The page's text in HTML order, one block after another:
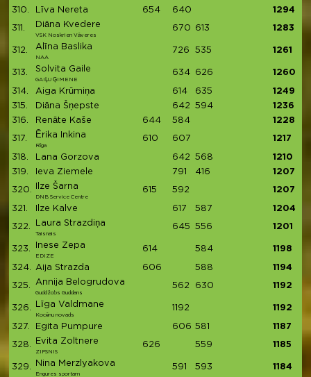
310.
Līva Nereta 654 640 1294
311. Diāna Kvedere
VSK Noskrien Vāveres
670 613 1283
312. Alīna Baslika
NAA
726 535 1261
313. Solvita Gaile
GAIĻU ĢIMENE
634 626 1260
314. Aiga Krūmiņa 614 635
1249
315.
Diāna Šņepste 642 594
1236
316.
Renāte Kaše 644 584 1228
317. Ērika Inkina
Rīga
610 607 1217
318. Lana Gorzova 642 568
1210
319.
Ieva Ziemele 791 416 1207
320. Ilze Šarna
DNB Service Centre
615 592 1207
321. Ilze Kalve 617 587 1204
322. Laura Strazdiņa
Taisnais
645 556 1201
323. Inese Zepa
EDIZE
614 584 1198
324. Aija Strazda 606 588 1194
325. Annija Belogrudova
Guddžobs Guddans
562 630 1192
326. Līga Valdmane
Kocēnu novads
1192 1192
327. Egita Pumpure 606 581 1187
328. Evita Zoltnere
ZIPSNIS
626 559 1185
329. Nina Merzlyakova
Engures sportam
591 593 1184